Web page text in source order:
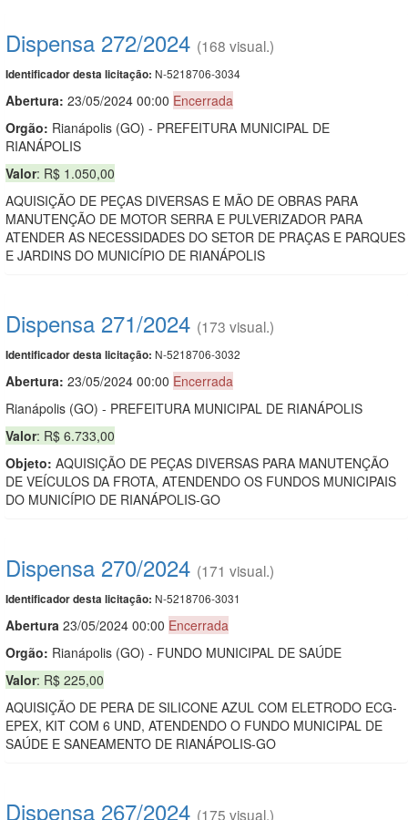
Dispensa 272/2024 (168 visual.)
Identificador desta licitação: N-5218706-3034
Abertura: 23/05/2024 00:00 Encerrada
Orgão: Rianápolis (GO) - PREFEITURA MUNICIPAL DE
RIANÁPOLIS
Valor: R$ 1.050,00
AQUISIÇÃO DE PEÇAS DIVERSAS E MÃO DE OBRAS PARA
MANUTENÇÃO DE MOTOR SERRA E PULVERIZADOR PARA
ATENDER AS NECESSIDADES DO SETOR DE PRAÇAS E PARQUES
E JARDINS DO MUNICÍPIO DE RIANÁPOLIS
Dispensa 271/2024 (173 visual.)
Identificador desta licitação: N-5218706-3032
Abertura: 23/05/2024 00:00 Encerrada
Rianápolis (GO) - PREFEITURA MUNICIPAL DE RIANÁPOLIS
Valor: R$ 6.733,00
Objeto: AQUISIÇÃO DE PEÇAS DIVERSAS PARA MANUTENÇÃO
DE VEÍCULOS DA FROTA, ATENDENDO OS FUNDOS MUNICIPAIS
DO MUNICÍPIO DE RIANÁPOLIS-GO
Dispensa 270/2024 (171 visual.)
Identificador desta licitação: N-5218706-3031
Abertura 23/05/2024 00:00 Encerrada
Orgão: Rianápolis (GO) - FUNDO MUNICIPAL DE SAÚDE
Valor: R$ 225,00
AQUISIÇÃO DE PERA DE SILICONE AZUL COM ELETRODO ECG-
EPEX, KIT COM 6 UND, ATENDENDO O FUNDO MUNICIPAL DE
SAÚDE E SANEAMENTO DE RIANÁPOLIS-GO
Dispensa 267/2024 (175 visual.)